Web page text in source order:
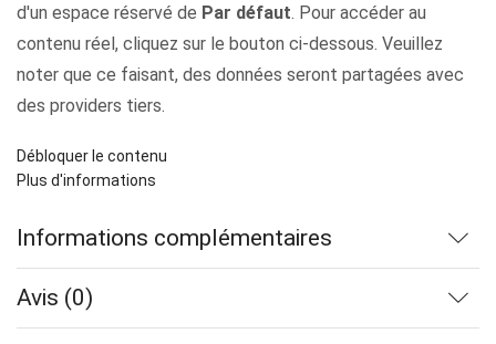
d'un espace réservé de Par défaut. Pour accéder au
contenu réel, cliquez sur le bouton ci-dessous. Veuillez
noter que ce faisant, des données seront partagées avec
des providers tiers.
Débloquer le contenu
Plus d'informations
Informations complémentaires
Avis (0)